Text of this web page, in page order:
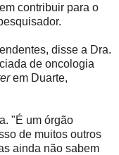
contribuir para o
disse a Dra.
de oncologia
em Duarte,
"É um órgão
de muitos outros
ainda não sabem